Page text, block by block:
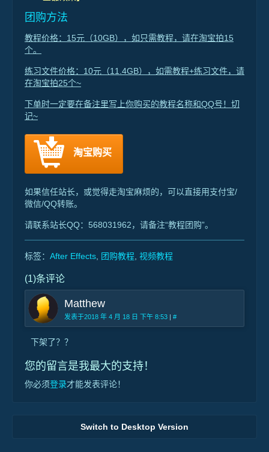
团购方法
教程价格：15元（10GB），如只需教程，请在淘宝拍15
个。
练习文件价格：10元（11.4GB），如需教程+练习文件，请
在淘宝拍25个~
下单时一定要在备注里写上你购买的教程名称和QQ号！切
记~
淘宝购买
如果信任站长，或觉得走淘宝麻烦的，可以直接用支付宝/
微信/QQ转账。
请联系站长QQ：568031962，请备注“教程团购”。
标签： After Effects 团购教程 视频教程
(1)条评论
Matthew
发表于2018 年 4 月 18 日 下午 8:53 | #
下架了？？
您的留言是我最大的支持！
你必须登录才能发表评论！
Switch to Desktop Version